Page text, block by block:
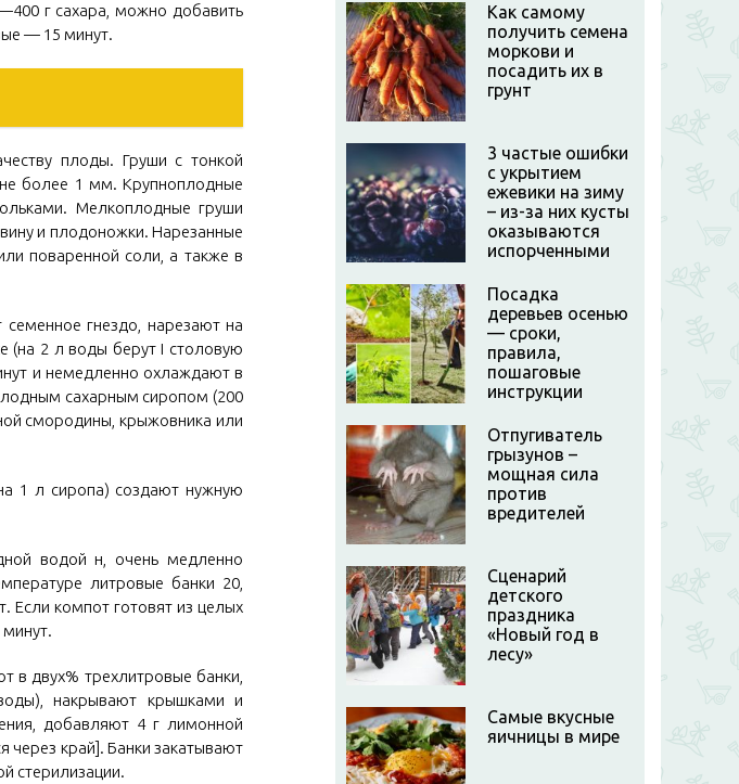
г сахара, можно добавить
— 15 минут.
плоды. Груши с тонкой
более 1 мм. Крупноплодные
Мелкоплодные груши
и плодоножки. Нарезанные
поваренной соли, а также в
гнездо, нарезают на
(на 2 л воды берут I столовую
и немедленно охлаждают в
сахарным сиропом (200
смородины, крыжовника или
1 л сиропа) создают нужную
водой н, очень медленно
литровые банки 20,
Если компот готовят из целых
двух% трехлитровые банки,
накрывают крышками и
добавляют 4 г лимонной
через край]. Банки закатывают
стерилизации.
Как самому
получить семена
моркови и
посадить их в
грунт
3 частые ошибки
с укрытием
ежевики на зиму
– из-за них кусты
оказываются
испорченными
Посадка
деревьев осенью
— сроки,
правила,
пошаговые
инструкции
Отпугиватель
грызунов –
мощная сила
против
вредителей
Сценарий
детского
праздника
«Новый год в
лесу»
Самые вкусные
яичницы в мире